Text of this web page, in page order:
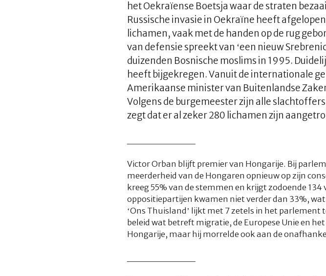
het Oekraïense Boetsja waar de straten
Russische invasie in Oekraïne heeft
lichamen, vaak met de handen op de rug
van defensie spreekt van ‘een nieuw
duizenden Bosnische moslims in 1995.
heeft bijgekregen. Vanuit de internationale
Amerikaanse minister van Buitenlandse
Volgens de burgemeester zijn alle
zegt dat er al zeker 280 lichamen zijn
Victor Orban blijft premier van Hongarije. Bij
meerderheid van de Hongaren opnieuw op zijn
kreeg 55% van de stemmen en krijgt zodoende
oppositiepartijen kwamen niet verder dan 33%,
‘Ons Thuisland’ lijkt met 7 zetels in het
beleid wat betreft migratie, de Europese Unie en
Hongarije, maar hij morrelde ook aan de